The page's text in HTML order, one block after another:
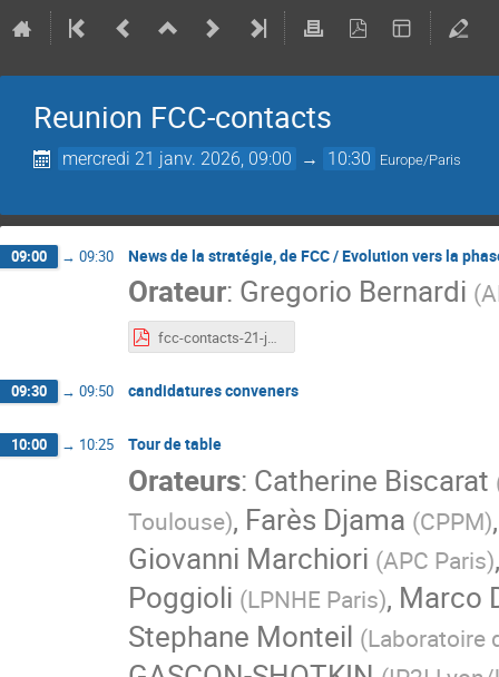
Reunion FCC-contacts
mercredi 21 janv. 2026, 09:00 → 10:30 Europe/Paris
09:00 → 09:30 News de la stratégie, de FCC / Evolution vers la
Orateur: Gregorio Bernardi (
fcc-contacts-21-january-2026.pdf
09:30 → 09:50 candidatures conveners
10:00 → 10:25 Tour de table
Orateurs: Catherine Biscarat
Toulouse), Farès Djama (CPPM)
Giovanni Marchiori (APC Paris)
Poggioli (LPNHE Paris), Marco
Stephane Monteil (Laboratoire